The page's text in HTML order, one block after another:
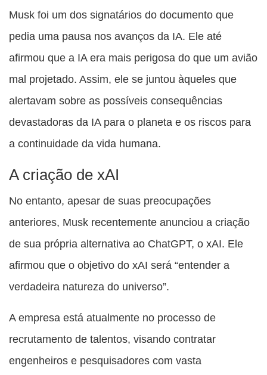
Musk foi um dos signatários do documento que
pedia uma pausa nos avanços da IA. Ele até
afirmou que a IA era mais perigosa do que um avião
mal projetado. Assim, ele se juntou àqueles que
alertavam sobre as possíveis consequências
devastadoras da IA para o planeta e os riscos para
a continuidade da vida humana.
A criação de xAI
No entanto, apesar de suas preocupações
anteriores, Musk recentemente anunciou a criação
de sua própria alternativa ao ChatGPT, o xAI. Ele
afirmou que o objetivo do xAI será “entender a
verdadeira natureza do universo”.
A empresa está atualmente no processo de
recrutamento de talentos, visando contratar
engenheiros e pesquisadores com vasta